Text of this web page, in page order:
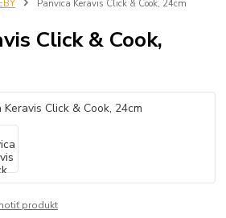
Panvica Keravis Click & Cook, 24cm
Click & Cook,
produkt